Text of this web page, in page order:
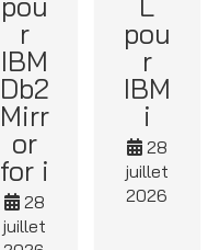
r
IBM
Db2
Mirr
or
for i
28
juillet
pou
r
IBM
i
28
juillet
2026